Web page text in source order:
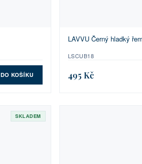
DO KOŠÍKU
LAVVU Černý hladký
LSCUB18
495 Kč
SKLADEM